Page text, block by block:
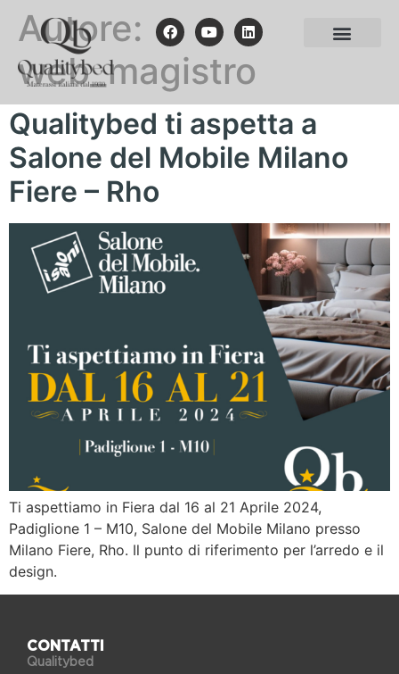
Autore:
web_magistro
Qualitybed ti aspetta a
Salone del Mobile Milano
Fiere – Rho
Ti aspettiamo in Fiera dal 16 al 21 Aprile 2024,
Padiglione 1 – M10, Salone del Mobile Milano presso
Milano Fiere, Rho. Il punto di riferimento per l’arredo e il
design.
CONTATTI
Qualitybed